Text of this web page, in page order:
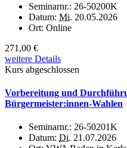
Seminarnr.: 26-50200K
Datum: Mi. 20.05.2026
Ort: Online
271,00 €
weitere Details
Kurs abgeschlossen
Vorbereitung und
Bürgermeister:innen-Wahlen
Seminarnr.: 26-50201K
Datum: Di. 21.07.2026